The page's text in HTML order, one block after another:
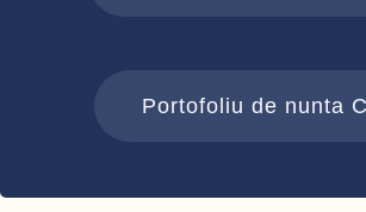
Portofoliu de nunta